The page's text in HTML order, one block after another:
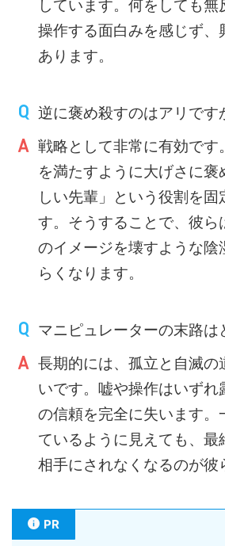
しています。何をしても無
操作する面白みを感じず、
あります。
逆に褒め殺すのはアリです
戦略として非常に有効です
を満たすように大げさに褒
しい先輩」という役割を
す。そうすることで、彼ら
のイメージを壊すような陰
らくなります。
マニピュレーターの末路は
長期的には、孤立と自滅の
いです。嘘や操作はいずれ
の信頼を完全に失います。
ているように見えても、最
相手にされなくなるのが彼
PR